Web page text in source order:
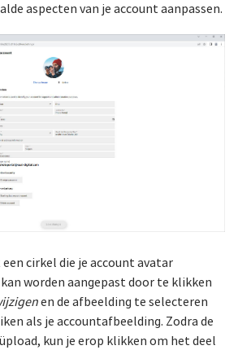
aspecten van je account aanpassen.
cirkel die je account avatar
worden aangepast door te klikken
en de afbeelding te selecteren
als je accountafbeelding. Zodra de
kun je erop klikken om het deel